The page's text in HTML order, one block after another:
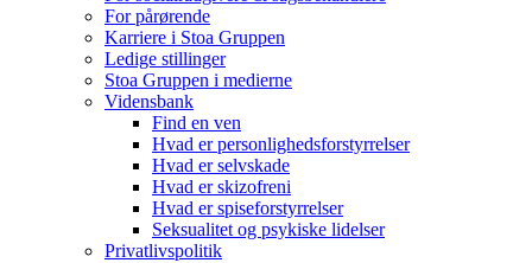
For pårørende
Karriere i Stoa Gruppen
Ledige stillinger
Stoa Gruppen i medierne
Vidensbank
Find en ven
Hvad er personlighedsforstyrrelser
Hvad er selvskade
Hvad er skizofreni
Hvad er spiseforstyrrelser
Seksualitet og psykiske lidelser
Privatlivspolitik